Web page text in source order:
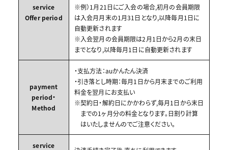
service
Offer period
※例）1月21日にご入会の場合,初月の会員期限
は入会月月末の1月31日となり,以降毎月1日に
自動更新されます
※入会翌月の会員期限は2月1日から2月の末日
までとなり,以降毎月1日に自動更新されます
payment
period・
Method
・支払方法：auかんたん決済
・引き落とし時期：毎月1日から月末までのご利用
料金を翌月にお支払い
※契約日・解約日にかかわらず,毎月1日から末日
までの1ヶ月分の料金となります。日割り計算
はいたしませんのでご注意ください。
service